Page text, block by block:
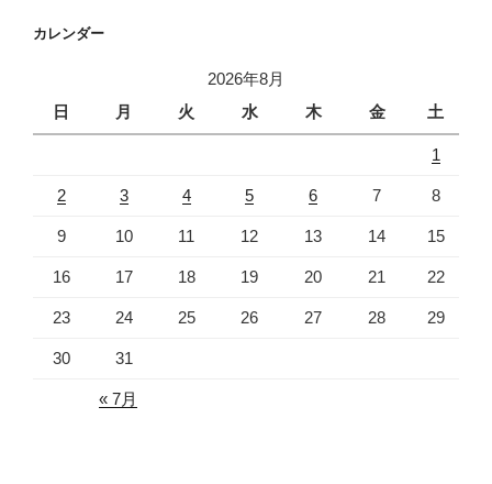
カレンダー
2026年8月
日
月 火 水 木 金 土
1
2 3 4 5 6 7 8
9 10 11 12 13 14 15
16 17 18 19 20 21 22
23 24 25 26 27 28 29
30 31
« 7月